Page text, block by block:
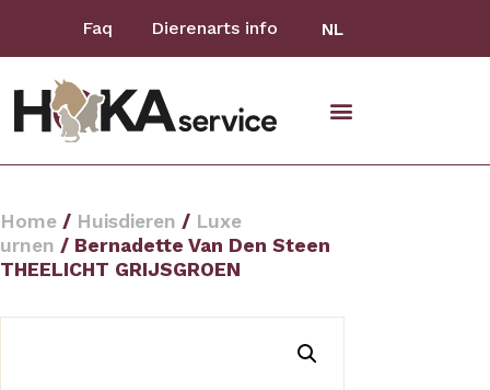
Faq Dierenarts info NL
Home / Huisdieren / Luxe
urnen / Bernadette Van Den Steen
THEELICHT GRIJSGROEN